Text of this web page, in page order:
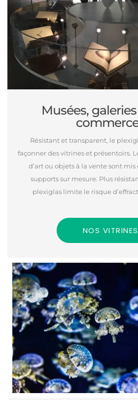
Musées,
Résistant et transparent, le
façonner des vitrines et présentoirs.
d’art ou objets à la vente sont
supports sur mesure. Plus
plexiglas limite le risque
NOS VITRINES